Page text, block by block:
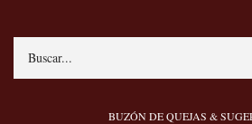
BUZÓN DE QUEJAS &